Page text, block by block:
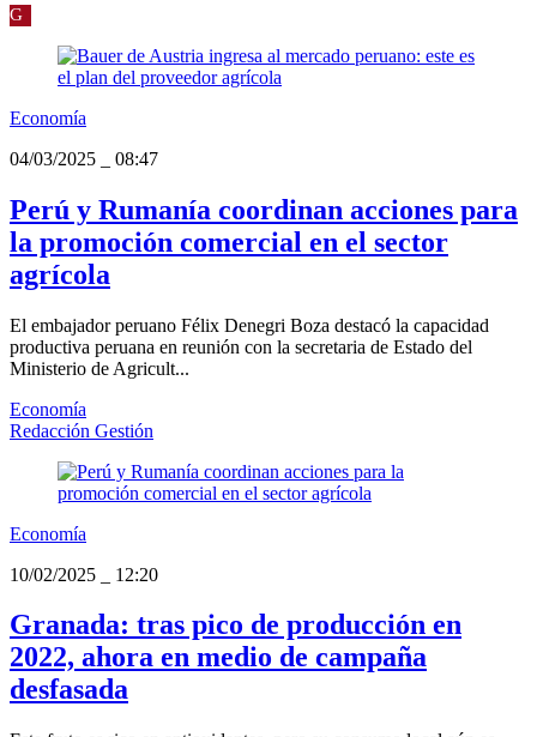
G
Economía
04/03/2025
08:47
Perú y Rumanía coordinan acciones para
la promoción comercial en el sector
agrícola
El embajador peruano Félix Denegri Boza destacó la capacidad
productiva peruana en reunión con la secretaria de Estado del
Ministerio de Agricult...
Economía
Redacción Gestión
Economía
10/02/2025
12:20
Granada: tras pico de producción en
2022, ahora en medio de campaña
desfasada